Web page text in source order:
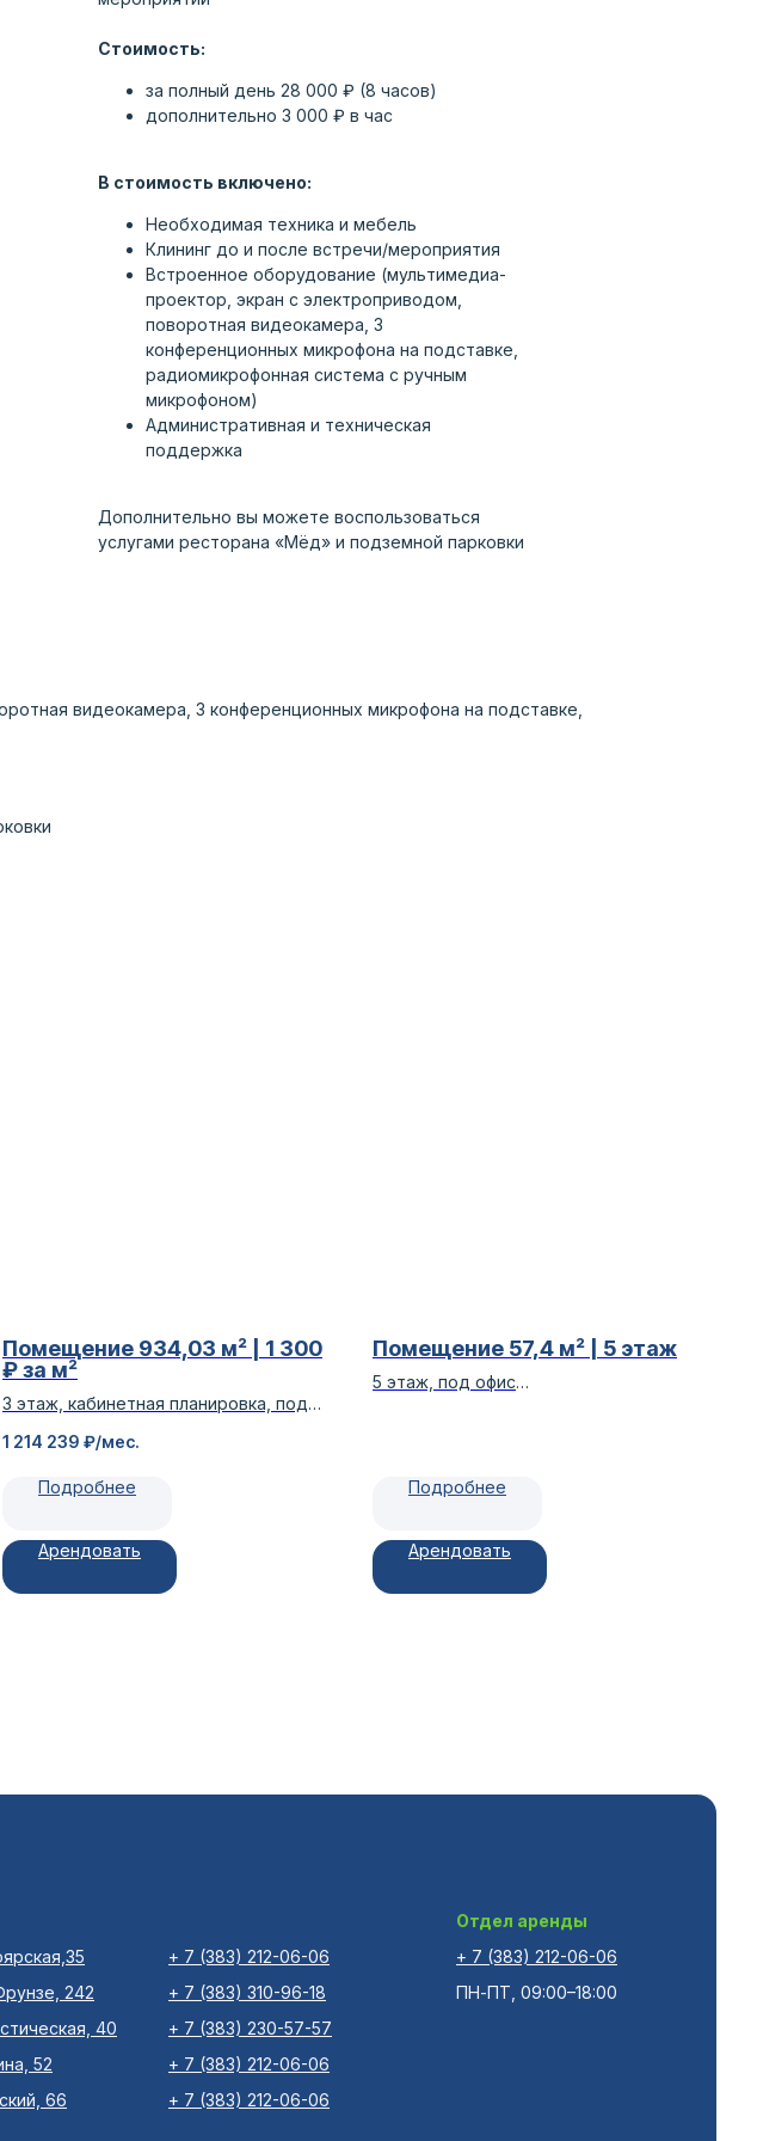
Стоимость:
за полный день 28 000 ₽ (8 часов)
дополнительно 3 000 ₽ в час
В стоимость включено:
Необходимая техника и мебель
Клининг до и после встречи/мероприятия
Встроенное оборудование (мультимедиа-
проектор, экран с электроприводом,
поворотная видеокамера, 3
конференционных микрофона на подставке,
радиомикрофонная система с ручным
микрофоном)
Административная и техническая
поддержка
Дополнительно вы можете воспользоваться
услугами ресторана «Мёд» и подземной парковки
видеокамера, 3 конференционных микрофона на подставке,
Помещение 934,03 м² | 1 300
₽ за м²
3 этаж, кабинетная планировка, под
1 214 239 ₽/мес.
Подробнее
Арендовать
Помещение 57,4 м² | 5 этаж
5 этаж, под офис
Подробнее
Арендовать
242
40
52
66
+ 7 (383) 212-06-06
ПН-ПТ, 09:00–18:00
Отдел аренды
+ 7 (383) 212-06-06
+ 7 (383) 310-96-18
+ 7 (383) 230-57-57
+ 7 (383) 212-06-06
+ 7 (383) 212-06-06